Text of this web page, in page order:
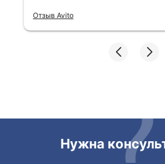
ответы очень быстрые,
Все подробно
складах их переместили
Отзыв Avito
Нужна